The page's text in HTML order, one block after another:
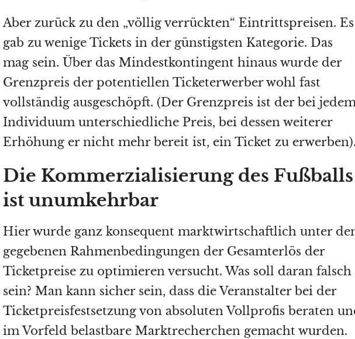
Aber zurück zu den „völlig verrückten“ Eintrittspreisen. Es
gab zu wenige Tickets in der günstigsten Kategorie. Das
mag sein. Über das Mindestkontingent hinaus wurde der
Grenzpreis der potentiellen Ticketerwerber wohl fast
vollständig ausgeschöpft. (Der Grenzpreis ist der bei
Individuum unterschiedliche Preis, bei dessen weiterer
Erhöhung er nicht mehr bereit ist, ein Ticket zu
Die Kommerzialisierung des Fußballs
ist unumkehrbar
Hier wurde ganz konsequent marktwirtschaftlich unter
gegebenen Rahmenbedingungen der Gesamterlös der
Ticketpreise zu optimieren versucht. Was soll daran falsch
sein? Man kann sicher sein, dass die Veranstalter bei der
Ticketpreisfestsetzung von absoluten Vollprofis beraten
im Vorfeld belastbare Marktrecherchen gemacht wurden.